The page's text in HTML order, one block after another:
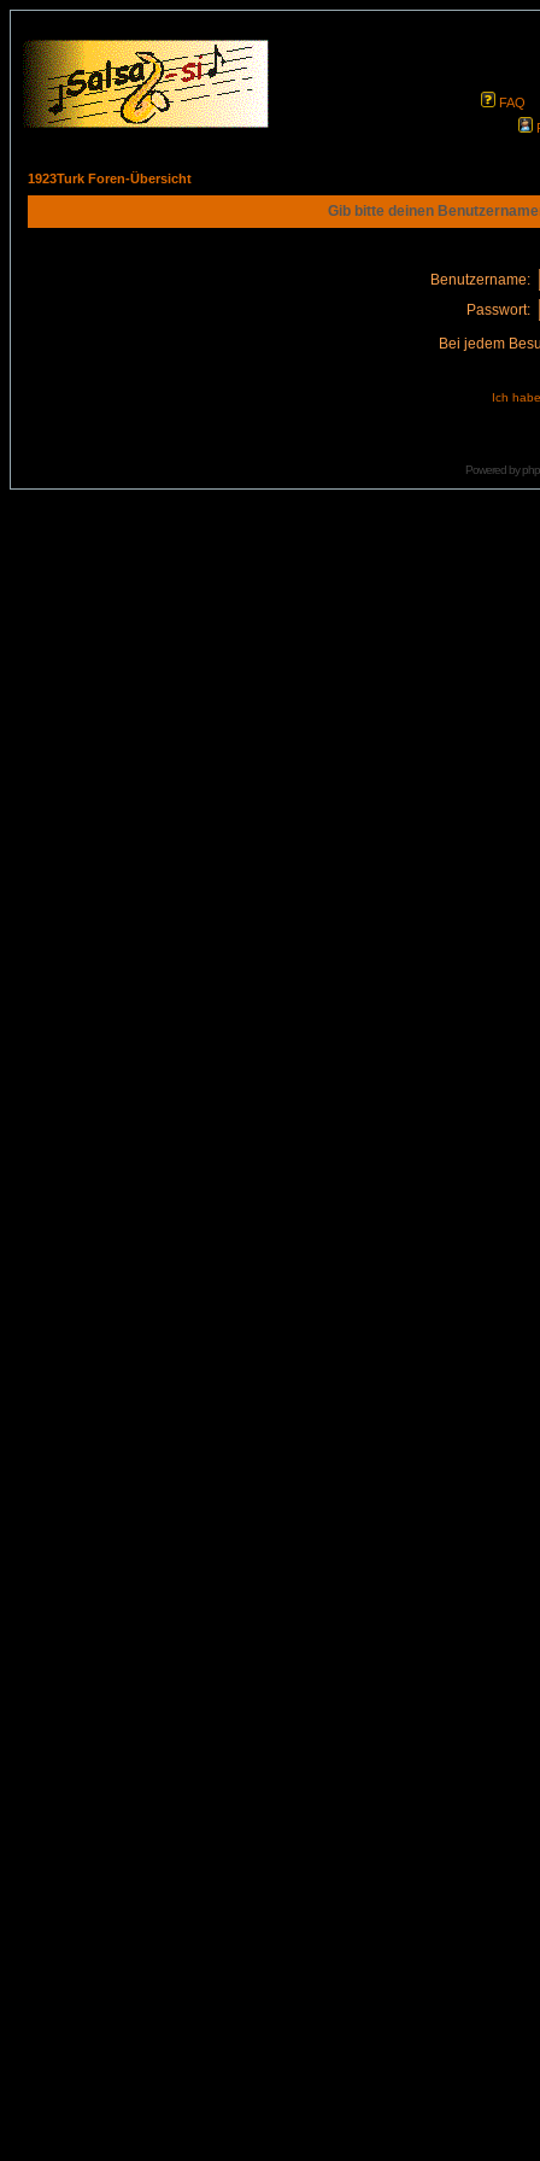
FAQ
1923Turk Foren-Übersicht
Gib bitte deinen
Benutzername:
Passwort:
Bei jedem
Ich
Powered by